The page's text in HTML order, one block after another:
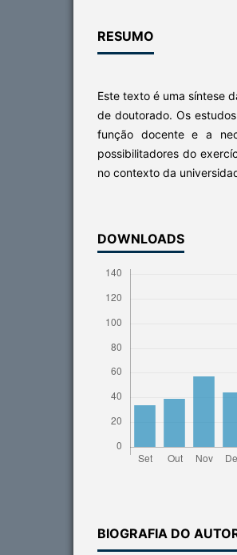
RESUMO
Este texto é uma síntese
de doutorado. Os
função docente e a
possibilitadores do
no contexto da
DOWNLOADS
BIOGRAFIA DO